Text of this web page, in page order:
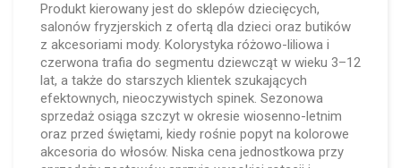
Produkt kierowany jest do sklepów dziecięcych,
salonów fryzjerskich z ofertą dla dzieci oraz butików
z akcesoriami mody. Kolorystyka różowo-liliowa i
czerwona trafia do segmentu dziewcząt w wieku 3–12
lat, a także do starszych klientek szukających
efektownych, nieoczywistych spinek. Sezonowa
sprzedaż osiąga szczyt w okresie wiosenno-letnim
oraz przed świętami, kiedy rośnie popyt na kolorowe
akcesoria do włosów. Niska cena jednostkowa przy